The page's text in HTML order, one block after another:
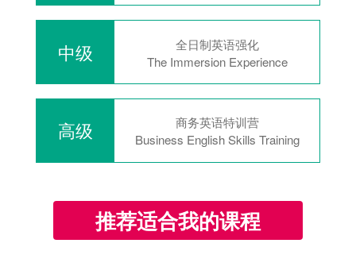
中级
全日制英语强化
The Immersion Experience
高级
商务英语特训营
Business English Skills Training
推荐适合我的课程